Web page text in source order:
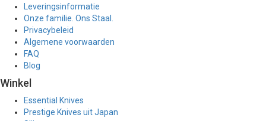
Leveringsinformatie
Onze familie. Ons Staal.
Privacybeleid
Algemene voorwaarden
FAQ
Blog
Winkel
Essential Knives
Prestige Knives uit Japan